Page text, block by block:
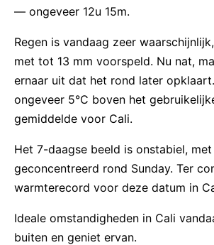
— ongeveer 12u 15m.
Regen is vandaag zeer
met tot 13 mm voorspeld. Nu nat,
ernaar uit dat het rond later
ongeveer 5°C boven het
gemiddelde voor Cali.
Het 7-daagse beeld is onstabiel,
geconcentreerd rond Sunday. Ter
warmterecord voor deze datum in
Ideale omstandigheden in Cali
buiten en geniet ervan.